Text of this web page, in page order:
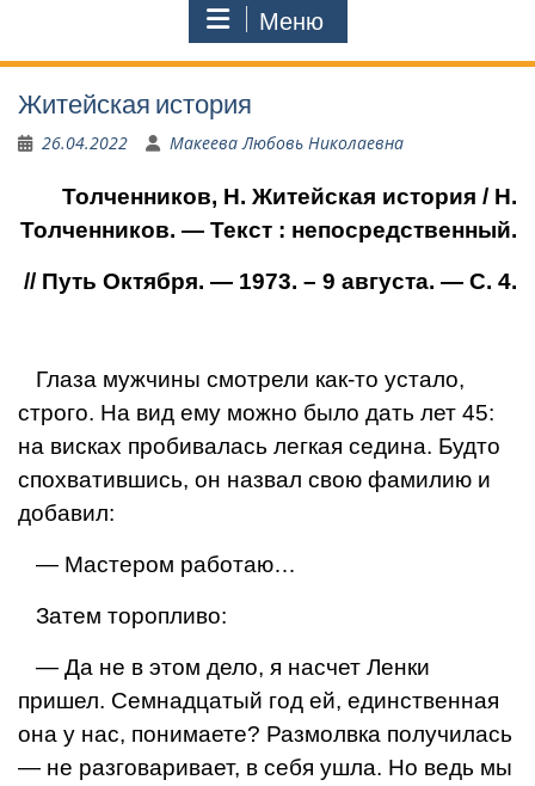
Меню
Житейская история
26.04.2022 Макеева Любовь Николаевна
Толченников, Н. Житейская история / Н.
Толченников. — Текст : непосредственный.
// Путь Октября. — 1973. – 9 августа. — С. 4.
Глаза мужчины смот­рели как-то устало,
стро­го. На вид ему можно было дать лет 45:
на висках пробивалась легкая седина. Будто
спохватившись, он на­звал свою фамилию и
добавил:
— Мастером работаю…
Затем торопливо:
— Да не в этом дело, я насчет Ленки
пришел. Семнадцатый год ей, единствен­ная
она у нас, понимаете? Размолвка получилась
— не разговаривает, в себя ушла. Но ведь мы